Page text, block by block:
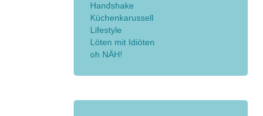
Handshake
Küchenkarussell
Lifestyle
Löten mit Idiöten
oh NÄH!